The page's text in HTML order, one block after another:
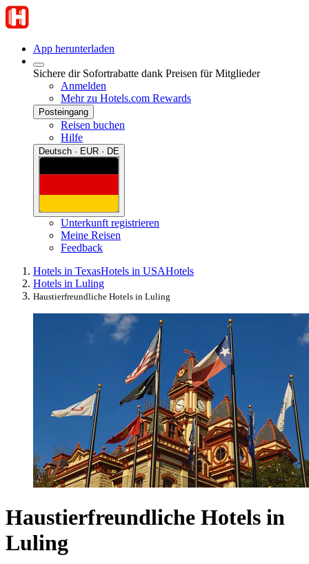
App herunterladen
Sichere dir Sofortrabatte dank Preisen für Mitglieder
Anmelden
Mehr zu Hotels.com Rewards
Posteingang
Reisen buchen
Hilfe
Deutsch · EUR · DE
Unterkunft registrieren
Meine Reisen
Feedback
Hotels in TexasHotels in USAHotels
Hotels in Luling
Haustierfreundliche Hotels in Luling
Haustierfreundliche Hotels in
Luling